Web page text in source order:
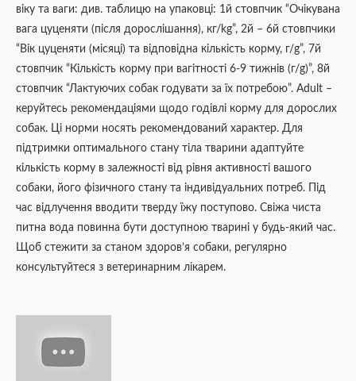
віку та ваги: див. таблицю на упаковці: 1й стовпчик “Очікувана
вага цуценяти (після дорослішання), кг/kg”, 2й – 6й стовпчики
“Вік цуценяти (місяці) та відповідна кількість корму, г/g”, 7й
стовпчик “Кількість корму при вагітності 6-9 тижнів (г/g)”, 8й
стовпчик “Лактуючих собак годувати за їх потребою”. Adult –
керуйтесь рекомендаціями щодо годівлі корму для дорослих
собак. Ці норми носять рекомендований характер. Для
підтримки оптимального стану тіла тварини адаптуйте
кількість корму в залежності від рівня активності вашого
собаки, його фізичного стану та індивідуальних потреб. Під
час відлучення вводити тверду їжу поступово. Свіжа чиста
питна вода повинна бути доступною тварині у будь-який час.
Щоб стежити за станом здоров’я собаки, регулярно
консультуйтеся з ветеринарним лікарем.